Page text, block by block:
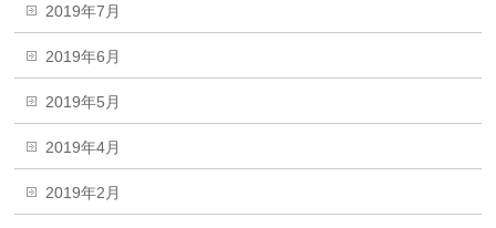
2019年7月
2019年6月
2019年5月
2019年4月
2019年2月